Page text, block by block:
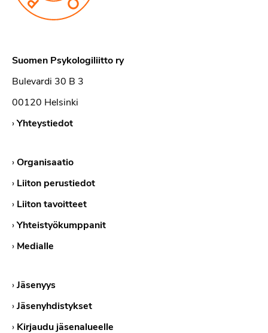
Suomen Psykologiliitto ry
Bulevardi 30 B 3
00120 Helsinki
›Yhteystiedot
›Organisaatio
› Liiton perustiedot
› Liiton tavoitteet
›Yhteistyökumppanit
› Medialle
›Jäsenyys
›Jäsenyhdistykset
› Kirjaudu jäsenalueelle